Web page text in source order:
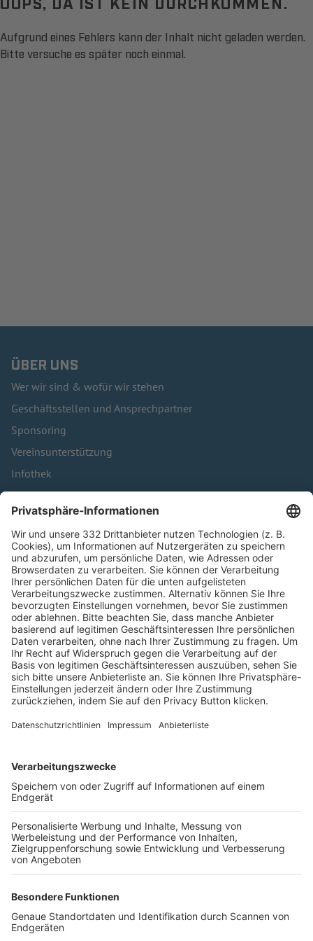
Aufgrund eines Fehlers kann der Inhalt nicht geladen werden.
Bitte versuche es später noch einmal.
ÜBER UNS
Wer wir sind & wofür wir stehen
Geschäftsstellen und Ansprechpartner
Sponsoring
Vereinsunterstützung
Infothek
Kontakt
HÄUFIG BESUCHTE SEITEN
Pässe und Vereinswechsel
Trainerausbildung
Schulungsangebot Vereinsmitarbeiter
BFV-Geschäftsstellen
Trainerbörse
Login SpielPlus
FOLGE DEM BFV
TOP-VEREINE
TOP-PARTNER